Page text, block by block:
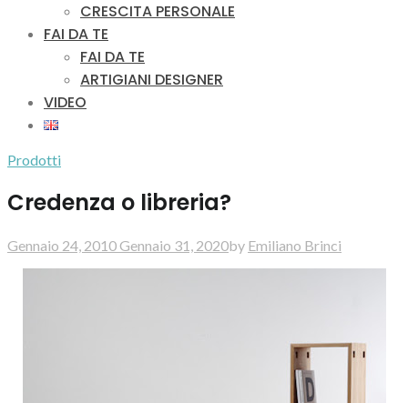
CRESCITA PERSONALE
FAI DA TE
FAI DA TE
ARTIGIANI DESIGNER
VIDEO
Prodotti
Credenza o libreria?
Gennaio 24, 2010Gennaio 31, 2020by Emiliano Brinci